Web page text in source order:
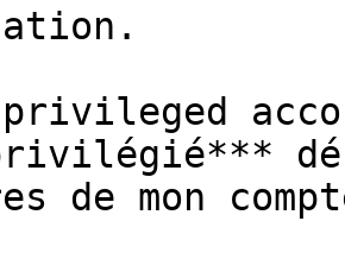
privilégié***
de mon